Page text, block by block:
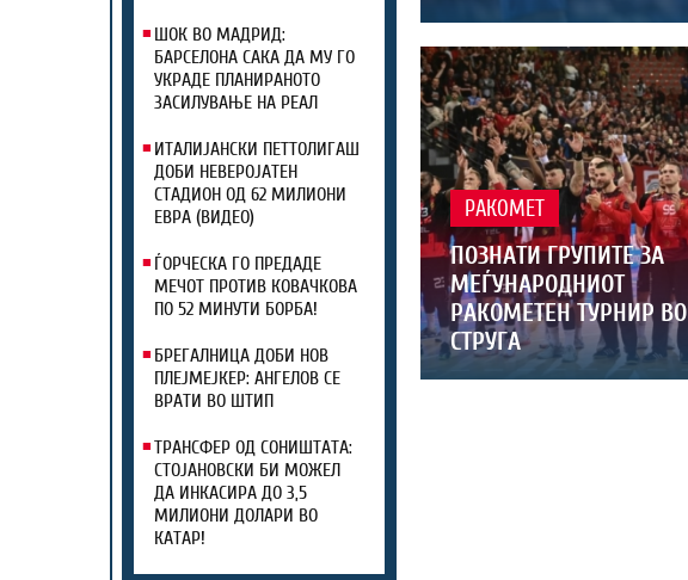
ШОК ВО МАДРИД:
БАРСЕЛОНА САКА ДА МУ ГО
УКРАДЕ ПЛАНИРАНОТО
ЗАСИЛУВАЊЕ НА РЕАЛ
ИТАЛИЈАНСКИ ПЕТТОЛИГАШ
ДОБИ НЕВЕРОЈАТЕН
СТАДИОН ОД 62 МИЛИОНИ
ЕВРА (ВИДЕО)
ЃОРЧЕСКА ГО ПРЕДАДЕ
МЕЧОТ ПРОТИВ КОВАЧКОВА
ПО 52 МИНУТИ БОРБА!
БРЕГАЛНИЦА ДОБИ НОВ
ПЛЕЈМЕЈКЕР: АНГЕЛОВ СЕ
ВРАТИ ВО ШТИП
ТРАНСФЕР ОД СОНИШТАТА:
СТОЈАНОВСКИ БИ МОЖЕЛ
ДА ИНКАСИРА ДО 3,5
МИЛИОНИ ДОЛАРИ ВО
КАТАР!
РАКОМЕТ
ПОЗНАТИ ГРУПИТЕ ЗА
МЕЃУНАРОДНИОТ
РАКОМЕТЕН ТУРНИР ВО
СТРУГА